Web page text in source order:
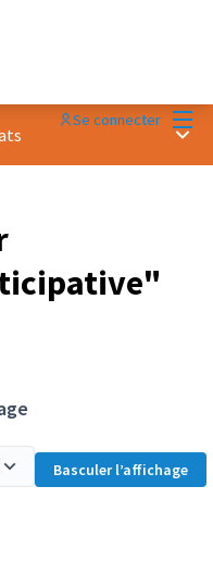
Se connecter
Basculer l’affichage